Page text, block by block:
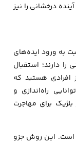
درخشانی را نیز
به ورود ایده‌های
را دارند؛ استقبال
هستید که
راه‌اندازی و
برای مهاجرت
است. این روش جزو